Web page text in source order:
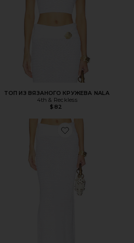
ТОП ИЗ ВЯЗАНОГО КРУЖЕВА NALA
4th & Reckless
$82
Favorite ЮБКА КРОШЕ